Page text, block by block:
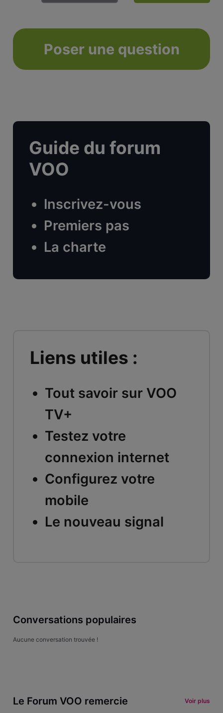
Poser une question
Guide du forum
VOO
Inscrivez-vous
Premiers pas
La charte
Liens utiles :
Tout savoir sur VOO
TV+
Testez votre
connexion internet
Configurez votre
mobile
Le nouveau signal
Conversations populaires
Aucune conversation trouvée !
Le Forum VOO remercie Voir plus